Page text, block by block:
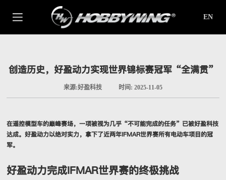
EN
创造历史，好盈动力实现世界锦标赛冠军“全满贯”
来源:好盈科技 时间: 2025-11-05
在遥控模型车的巅峰赛场，一项被视为几乎“不可能完成的任务”已被好盈科技
达成。好盈动力以绝对实力，拿下了近两年IFMAR世界赛所有电动车项目的冠
军。
好盈动力完成IFMAR世界赛的终极挑战